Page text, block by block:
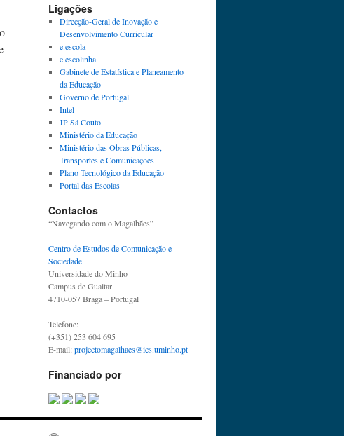
Ligações
Direcção-Geral de Inovação e
Desenvolvimento Curricular
e.escola
e.escolinha
Gabinete de Estatística e Planeamento
da Educação
Governo de Portugal
Intel
JP Sá Couto
Ministério da Educação
Ministério das Obras Públicas,
Transportes e Comunicações
Plano Tecnológico da Educação
Portal das Escolas
Contactos
“Navegando com o Magalhães”
Centro de Estudos de Comunicação e
Sociedade
Universidade do Minho
Campus de Gualtar
4710-057 Braga – Portugal
Telefone:
(+351) 253 604 695
E-mail:projectomagalhaes@ics.uminho.pt
Financiado por